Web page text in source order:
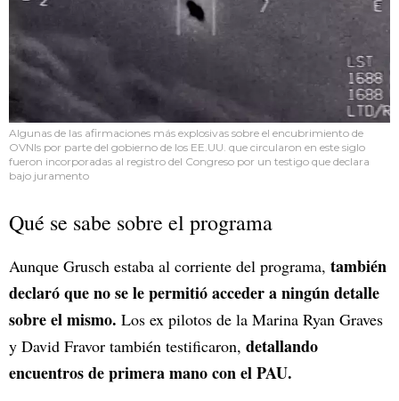
Algunas de las afirmaciones más explosivas sobre el encubrimiento de
OVNIs por parte del gobierno de los EE.UU. que circularon en este siglo
fueron incorporadas al registro del Congreso por un testigo que declara
bajo juramento
Qué se sabe sobre el programa
Aunque Grusch estaba al corriente del programa, también
declaró que no se le permitió acceder a ningún detalle
sobre el mismo. Los ex pilotos de la Marina Ryan Graves
y David Fravor también testificaron, detallando
encuentros de primera mano con el PAU.